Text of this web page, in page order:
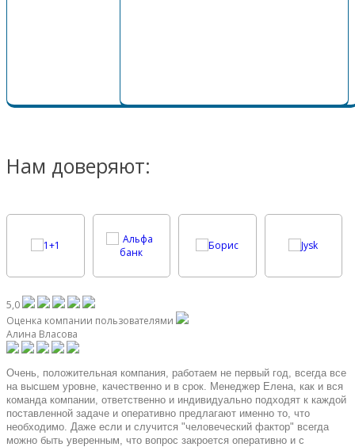
Нам доверяют:
5,0
Оценка компании пользователями
Алина Власова
Очень, положительная компания, работаем не первый год, всегда все
на высшем уровне, качественно и в срок. Менеджер Елена, как и вся
команда компании, ответственно и индивидуально подходят к каждой
поставленной задаче и оперативно предлагают именно то, что
необходимо. Даже если и случится "человеческий фактор" всегда
можно быть уверенным, что вопрос закроется оперативно и с